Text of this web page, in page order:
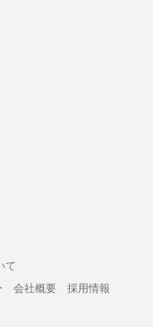
て
会社概要
採用情報